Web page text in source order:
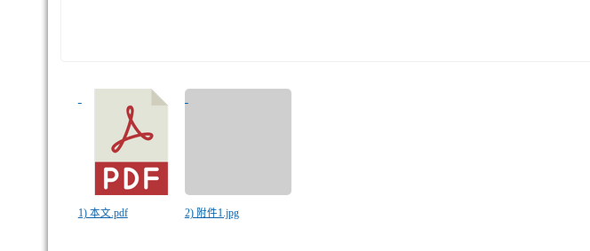
1) 本文.pdf 2) 附件1.jpg